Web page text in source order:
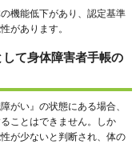
機能低下があり、認定基準
があります。
て身体障害者手帳の
がい』の状態にある場合、
ことはできません。しか
が少ないと判断され、体の